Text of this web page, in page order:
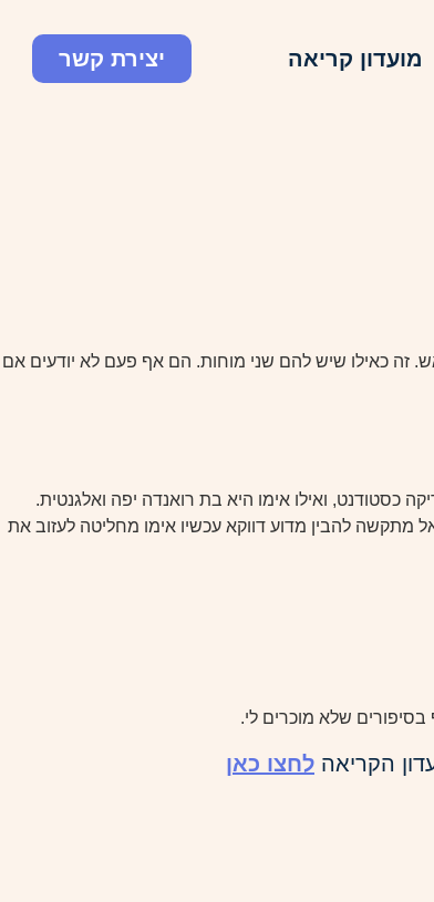
מועדון קריאה יצירת קשר
זה כאילו שיש להם שני מוחות. הם אף פעם לא יודעים אם
כסטודנט, ואילו אימו היא בת רואנדה יפה ואלגנטית.
להבין מדוע דווקא עכשיו אימו מחליטה לעזוב את
שלא מוכרים לי.
הקריאה לחצו כאן